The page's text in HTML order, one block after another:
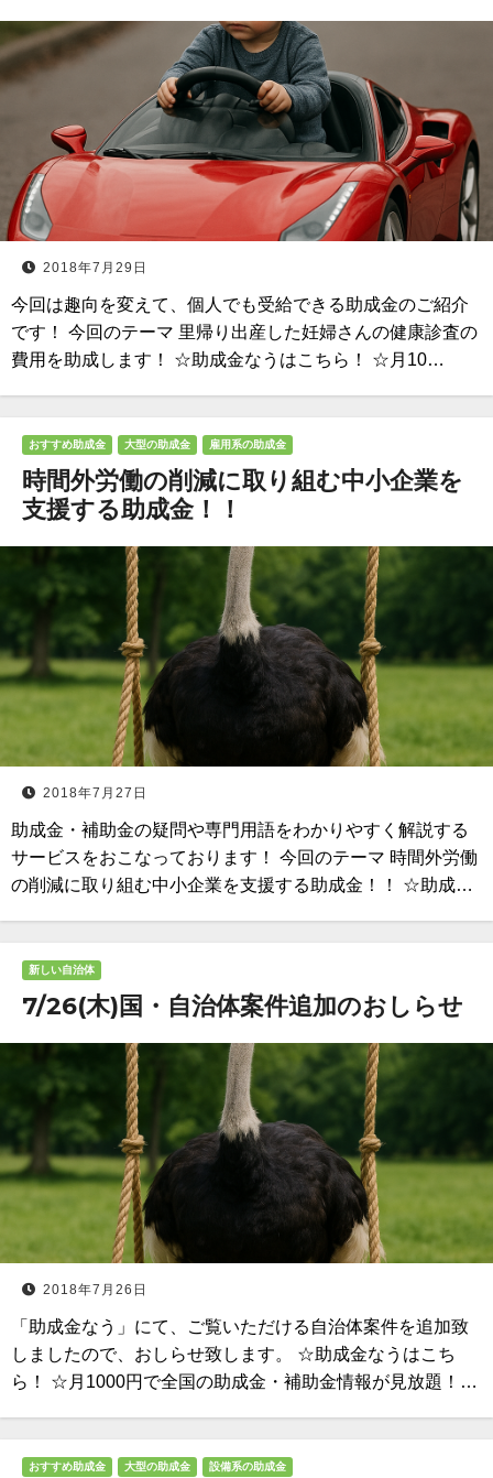
2018年7月29日
今回は趣向を変えて、個人でも受給できる助成金のご紹介
です！ 今回のテーマ 里帰り出産した妊婦さんの健康診査の
費用を助成します！ ☆助成金なうはこちら！ ☆月10…
おすすめ助成金 大型の助成金 雇用系の助成金
時間外労働の削減に取り組む中小企業を
支援する助成金！！
2018年7月27日
助成金・補助金の疑問や専門用語をわかりやすく解説する
サービスをおこなっております！ 今回のテーマ 時間外労働
の削減に取り組む中小企業を支援する助成金！！ ☆助成…
新しい自治体
7/26(木)国・自治体案件追加のおしらせ
2018年7月26日
「助成金なう」にて、ご覧いただける自治体案件を追加致
しましたので、おしらせ致します。 ☆助成金なうはこち
ら！ ☆月1000円で全国の助成金・補助金情報が見放題！…
おすすめ助成金 大型の助成金 設備系の助成金